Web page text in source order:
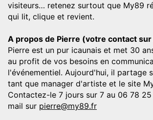
visiteurs… retenez surtout que My89
qui lit, clique et revient.
A propos de Pierre (votre contact
Pierre est un pur icaunais et met 30
au profit de vos besoins en
l'événementiel. Aujourd'hui, il partage
tant que manager d'artiste et le site
Contactez-le 7 jours sur 7 au 06 78
mail sur pierre@my89.fr